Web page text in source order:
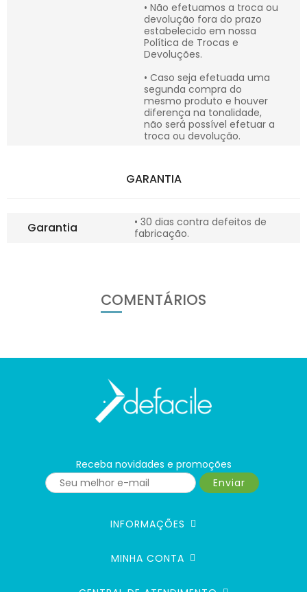
• Não efetuamos a troca ou
devolução fora do prazo
estabelecido em nossa
Política de Trocas e
Devoluções.
• Caso seja efetuada uma
segunda compra do
mesmo produto e houver
diferença na tonalidade,
não será possível efetuar a
troca ou devolução.
GARANTIA
Garantia
• 30 dias contra defeitos de
fabricação.
COMENTÁRIOS
Receba novidades e promoções
Enviar
INFORMAÇÕES
MINHA CONTA